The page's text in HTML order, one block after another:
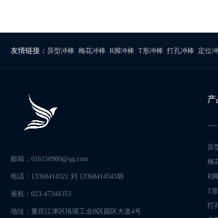
友情链接： 异型冲棒 梅花冲棒 R脚冲棒 T形冲棒 打孔冲棒 定位
邮箱：616150980@qq.com
电话：13368414321 刘 13368414543胡
座机：023-47344353
地址：重庆江津区珞璜工业B区园区大道4号
异
梅
R
T
打